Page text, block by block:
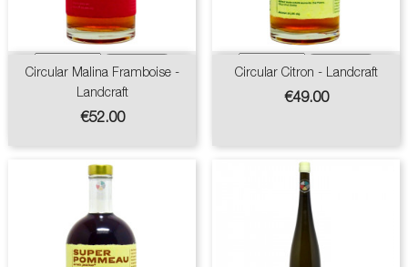
Circular Malina Framboise -
Landcraft
Price
€52.00
Circular Citron - Landcraft
Price
€49.00